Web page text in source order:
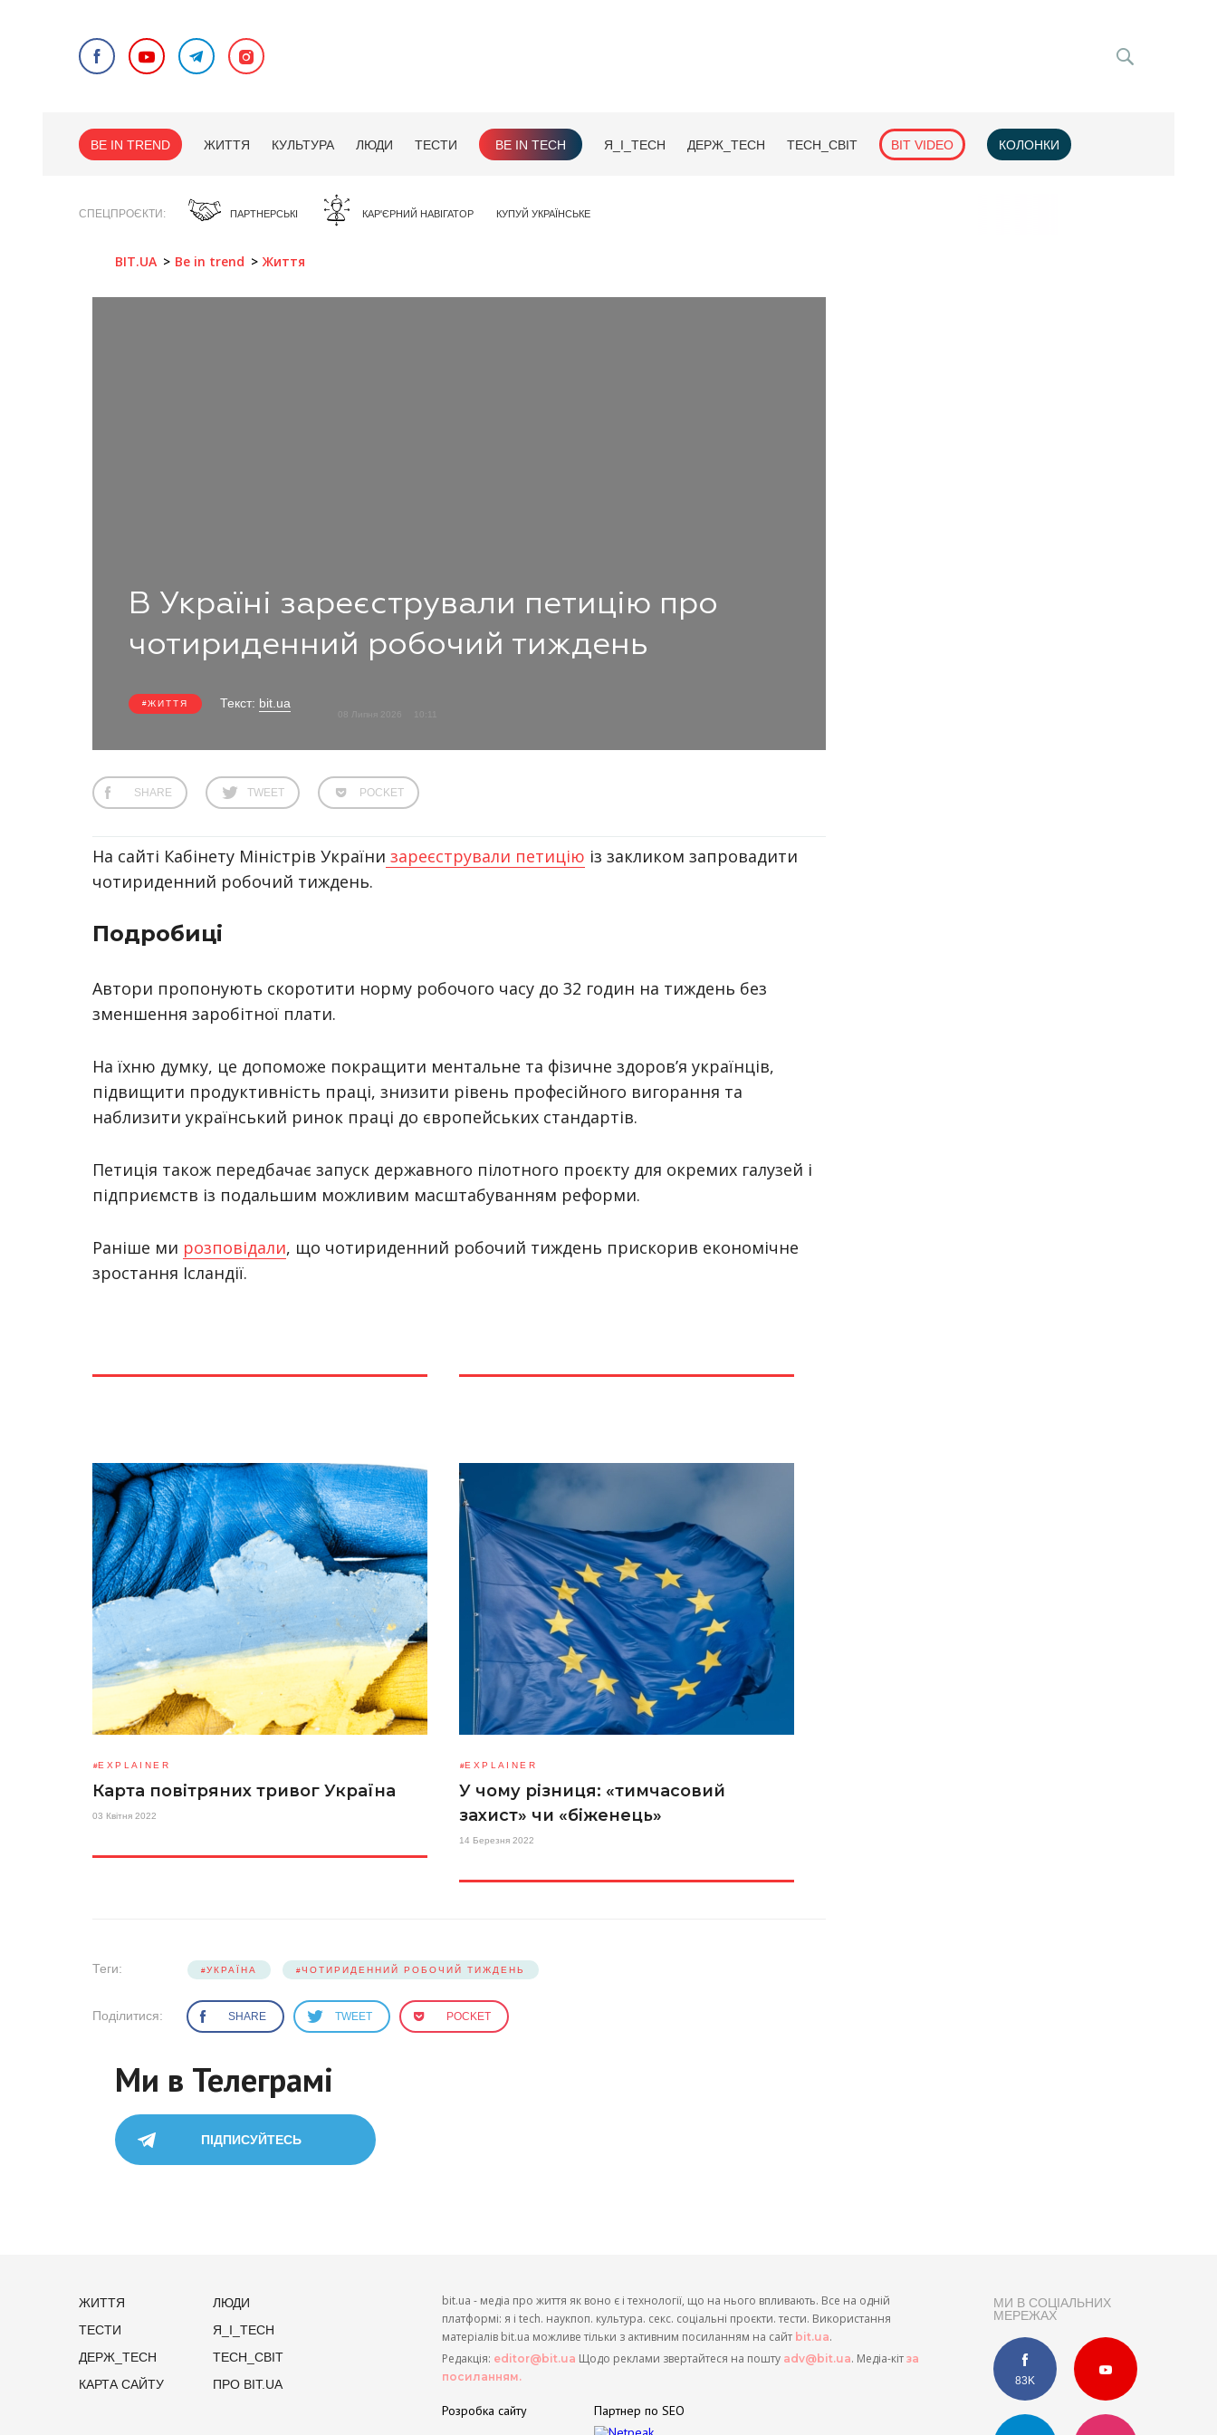
BE IN TREND ЖИТТЯ КУЛЬТУРА ЛЮДИ ТЕСТИ BE IN TECH Я_І_TECH ДЕРЖ_TECH TECH_СВІТ BIT VIDEO КОЛОНКИ
СПЕЦПРОЄКТИ ПАРТНЕРСЬКІ КАР'ЄРНИЙ НАВІГАТОР КУПУЙ УКРАЇНСЬКЕ
BIT.UA Be in trend Життя
В Україні зареєстрували петицію про
чотириденний робочий тиждень
ЖИТТЯ Текст: bit.ua
08 Липня 2026
SHARE TWEET POCKET
На сайті Кабінету Міністрів України зареєстрували петицію із закликом запровадити
чотириденний робочий тиждень.
Подробиці
Автори пропонують скоротити норму робочого часу до 32 годин на тиждень без
зменшення заробітної плати.
На їхню думку, це допоможе покращити ментальне та фізичне здоров’я українців,
підвищити продуктивність праці, знизити рівень професійного вигорання та
наблизити український ринок праці до європейських стандартів.
Петиція також передбачає запуск державного пілотного проєкту для окремих галузей і
підприємств із подальшим можливим масштабуванням реформи.
Раніше ми розповідали, що чотириденний робочий тиждень прискорив економічне
зростання Ісландії.
EXPLAINER
Карта повітряних тривог Україна
03 Квітня 2022
EXPLAINER
У чому різниця: «тимчасовий
захист» чи «біженець»
14 Березня 2022
Теги: УКРАЇНА ЧОТИРИДЕННИЙ РОБОЧИЙ ТИЖДЕНЬ
Поділитися: SHARE TWEET POCKET
Ми в Телеграмі
ПІДПИСУЙТЕСЬ
ЖИТТЯ
ЛЮДИ
ТЕСТИ
Я_І_TECH
ДЕРЖ_TECH
TECH_СВІТ
КАРТА САЙТУ
ПРО BIT.UA
МИ В СОЦІАЛЬНИХ
МЕРЕЖАХ
83K
bit.ua - медіа про життя як воно є і технології, що на нього впливають. Все на одній
платформі: я і tech. наукпоп. культура. секс. соціальні проєкти. тести. Використання
матеріалів bit.ua можливе тільки з активним посиланням на сайт bit.ua.
Редакція: editor@bit.ua Щодо реклами звертайтеся на пошту adv@bit.ua. Медіа-кіт за
посиланням.
Розробка сайту Партнер по SEO